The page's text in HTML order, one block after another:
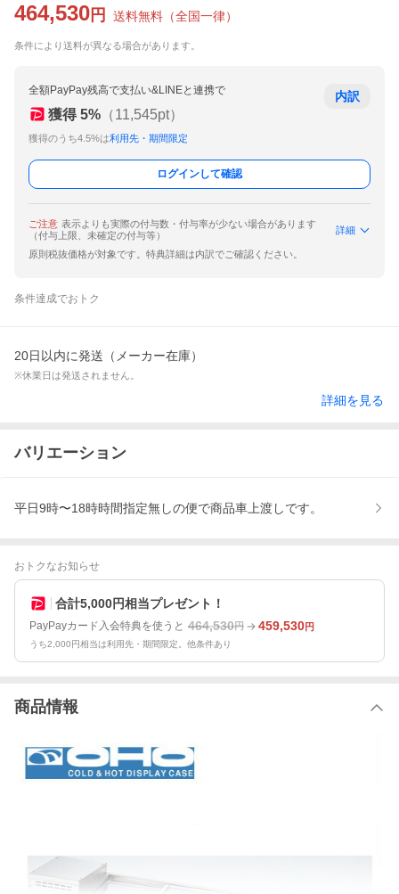
464,530 円 送料無料 （全国一律）
条件により送料が異なる場合があります。
全額PayPay残高で支払い&LINEと連携で
獲得 5% （11,545pt）
獲得のうち4.5%は利用先・期間限定
内訳
ログインして確認
ご注意 表示よりも実際の付与数・付与率が少ない場合があります
（付与上限、未確定の付与等）
詳細
原則税抜価格が対象です。特典詳細は内訳でご確認ください。
条件達成でおトク
20日以内に発送（メーカー在庫）
※休業日は発送されません。
詳細を見る
バリエーション
平日9時〜18時時間指定無しの便で商品車上渡しです。
おトクなお知らせ
合計5,000円相当プレゼント！
PayPayカード入会特典を使うと 464,530円 459,530円
うち2,000円相当は利用先・期間限定。他条件あり
商品情報